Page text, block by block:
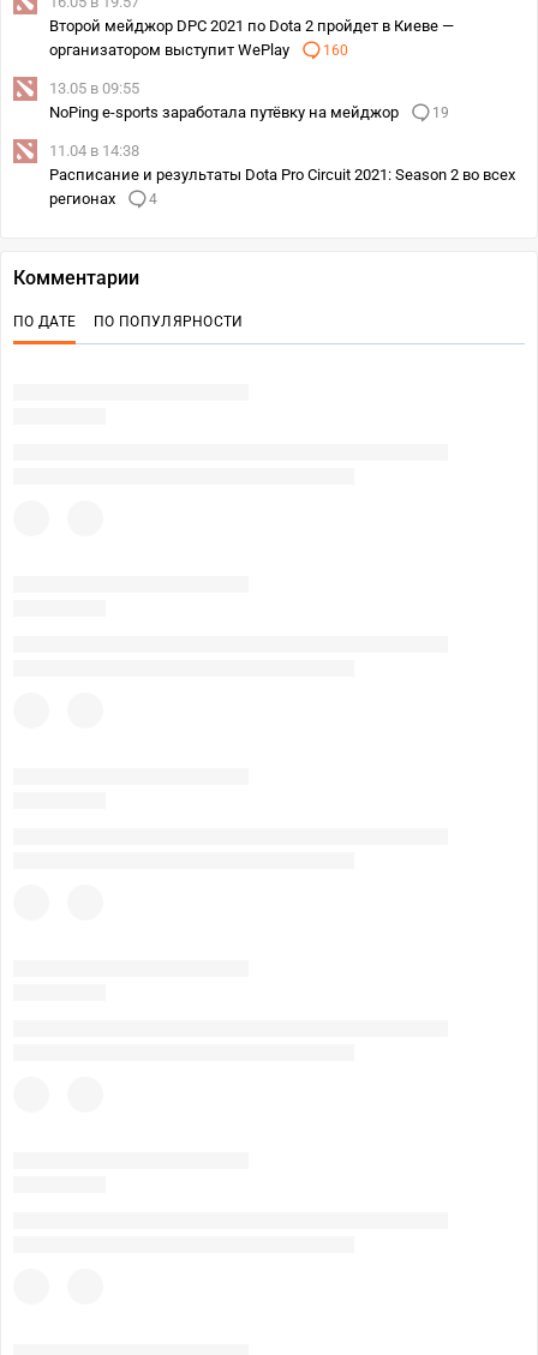
Второй мейджор DPC 2021 по Dota 2 пройдет в Киеве —
организатором выступит WePlay
160
13.05 в 09:55
NoPing e-sports заработала путёвку на мейджор
19
11.04 в 14:38
Расписание и результаты Dota Pro Circuit 2021: Season 2 во всех
регионах
4
Комментарии
ПО ДАТЕ ПО ПОПУЛЯРНОСТИ